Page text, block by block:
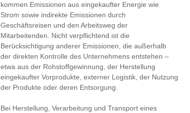
kommen Emissionen aus eingekaufter Energie wie
Strom sowie indirekte Emissionen durch
Geschäftsreisen und den Arbeitsweg der
Mitarbeitenden. Nicht verpflichtend ist die
Berücksichtigung anderer Emissionen, die außerhalb
der direkten Kontrolle des Unternehmens entstehen –
etwa aus der Rohstoffgewinnung, der Herstellung
eingekaufter Vorprodukte, externer Logistik, der Nutzung
der Produkte oder deren Entsorgung.
Bei Herstellung, Verarbeitung und Transport eines